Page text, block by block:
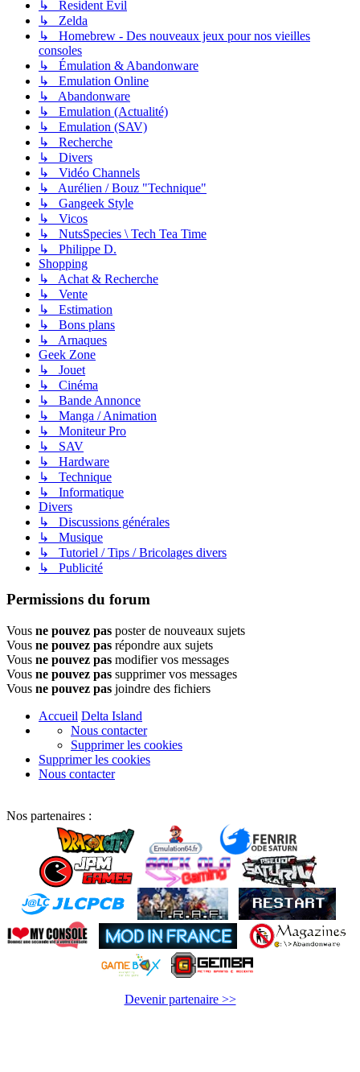
↳ Resident Evil
↳ Zelda
↳ Homebrew - Des nouveaux jeux pour nos vieilles
consoles
↳ Émulation & Abandonware
↳ Emulation Online
↳ Abandonware
↳ Emulation (Actualité)
↳ Emulation (SAV)
↳ Recherche
↳ Divers
↳ Vidéo Channels
↳ Aurélien / Bouz "Technique"
↳ Gangeek Style
↳ Vicos
↳ NutsSpecies \ Tech Tea Time
↳ Philippe D.
Shopping
↳ Achat & Recherche
↳ Vente
↳ Estimation
↳ Bons plans
↳ Arnaques
Geek Zone
↳ Jouet
↳ Cinéma
↳ Bande Annonce
↳ Manga / Animation
↳ Moniteur Pro
↳ SAV
↳ Hardware
↳ Technique
↳ Informatique
Divers
↳ Discussions générales
↳ Musique
↳ Tutoriel / Tips / Bricolages divers
↳ Publicité
Permissions du forum
Vous ne pouvez pas poster de nouveaux sujets
Vous ne pouvez pas répondre aux sujets
Vous ne pouvez pas modifier vos messages
Vous ne pouvez pas supprimer vos messages
Vous ne pouvez pas joindre des fichiers
Accueil Delta Island
Nous contacter
Supprimer les cookies
Supprimer les cookies
Nous contacter
Nos partenaires :
Devenir partenaire >>